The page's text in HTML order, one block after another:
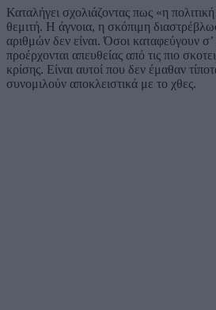
Καταλήγει σχολιάζοντας πως «η
θεμιτή. Η άγνοια, η σκόπιμη
αριθμών δεν είναι. Όσοι καταφεύγουν σ’
προέρχονται απευθείας από τις πιο
κρίσης. Είναι αυτοί που δεν έμαθαν
συνομιλούν αποκλειστικά με το χθες.